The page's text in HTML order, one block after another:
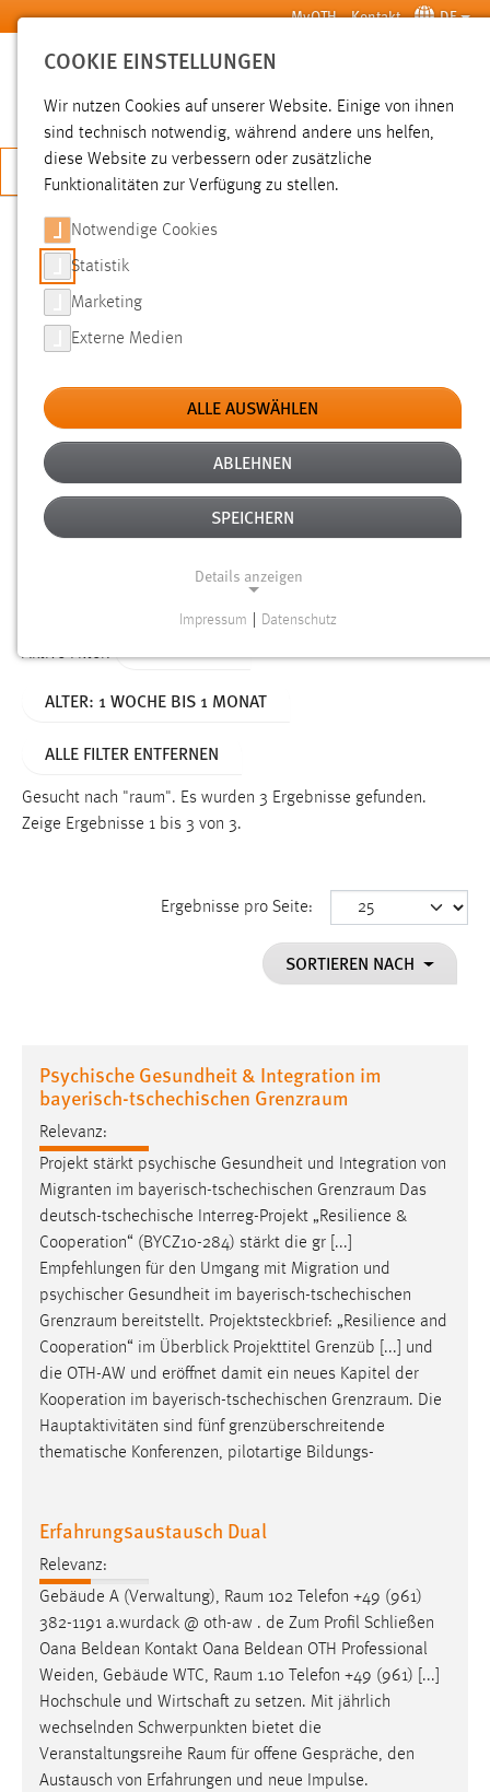
Zum Hauptinhalt springen MyOTH Kontakt DE
SUCHE
JETZT BEWERBEN
SUCHE
FILTER
Typ
Erstellungsdatum
Alter
Aktive Filter:
ALTER: 1 WOCHE BIS 1 MONAT
ALLE FILTER ENTFERNEN
Gesucht nach "raum". Es wurden 3 Ergebnisse gefunden.
Zeige Ergebnisse 1 bis 3 von 3.
Ergebnisse pro Seite:
SORTIEREN NACH
Psychische Gesundheit & Integration im
bayerisch-tschechischen Grenzraum
Relevanz:
Projekt stärkt psychische Gesundheit und Integration von
Migranten im bayerisch-tschechischen Grenzraum Das
deutsch-tschechische Interreg-Projekt „Resilience &
Cooperation“ (BYCZ10-284) stärkt die gr [...]
Empfehlungen für den Umgang mit Migration und
psychischer Gesundheit im bayerisch-tschechischen
Grenzraum bereitstellt. Projektsteckbrief: „Resilience and
Cooperation“ im Überblick Projekttitel Grenzüb [...] und
die OTH-AW und eröffnet damit ein neues Kapitel der
Kooperation im bayerisch-tschechischen Grenzraum. Die
Hauptaktivitäten sind fünf grenzüberschreitende
thematische Konferenzen, pilotartige Bildungs-
Erfahrungsaustausch Dual
Relevanz:
Gebäude A (Verwaltung), Raum 102 Telefon +49 (961)
382-1191 a.wurdack @ oth-aw . de Zum Profil Schließen
Oana Beldean Kontakt Oana Beldean OTH Professional
Weiden, Gebäude WTC, Raum 1.10 Telefon +49 (961) [...]
Hochschule und Wirtschaft zu setzen. Mit jährlich
wechselnden Schwerpunkten bietet die
Veranstaltungsreihe Raum für offene Gespräche, den
Austausch von Erfahrungen und neue Impulse.
COOKIE EINSTELLUNGEN
Wir nutzen Cookies auf unserer Website. Einige von ihnen
sind technisch notwendig, während andere uns helfen,
diese Website zu verbessern oder zusätzliche
Funktionalitäten zur Verfügung zu stellen.
Notwendige Cookies
Statistik
Marketing
Externe Medien
ALLE AUSWÄHLEN
ABLEHNEN
SPEICHERN
Details anzeigen
Funktionen und sind für die einwandfreie Funktion der
Name:
Dieser Cookie speichert die ausgewählten Einverständnis-
Performance
Name:
staticfilecache
Zweck:
Für performante Seitenauslieferung wird in diesem Cookie
gespeichert, ob man eingeloggt ist.
Sprachpräferenz
Name:
site-language-preference
Zweck:
Das Cookie speichert die gewählte Sprache der Website.
Cookie Laufzeit:
Chat
Name:
MibewSessionID, MIBEW_UserID, mibew_locale, mibew-
chat-frame-style-5e9dbeb1811c0446
Zweck:
Wird benötigt um die Chatfunktion nutzen zu können.
Cookie Laufzeit:
MibewSessionID, mibew-chat-frame-style-
5e9dbeb1811c0446 = Sitzungslaufzeit, mibew_locale = 3
Impressum Datenschutz